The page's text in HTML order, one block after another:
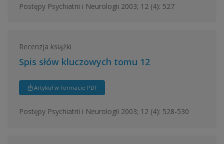
Postępy Psychiatrii i Neurologii 2003; 12 (4): 527
Recenzja książki
Spis słów kluczowych tomu 12
Artykuł w formacie PDF
Postępy Psychiatrii i Neurologii 2003; 12 (4): 528-530